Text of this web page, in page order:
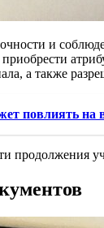
и
а также
повлиять на
продолжения